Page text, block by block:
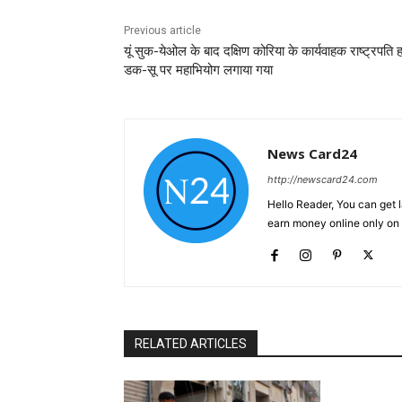
Previous article
यूं सुक-येओल के बाद दक्षिण कोरिया के कार्यवाहक राष्ट्रपति
डक-सू पर महाभियोग लगाया गया
News Card24
http://newscard24.com
Hello Reader, You can
earn money online only
RELATED ARTICLES